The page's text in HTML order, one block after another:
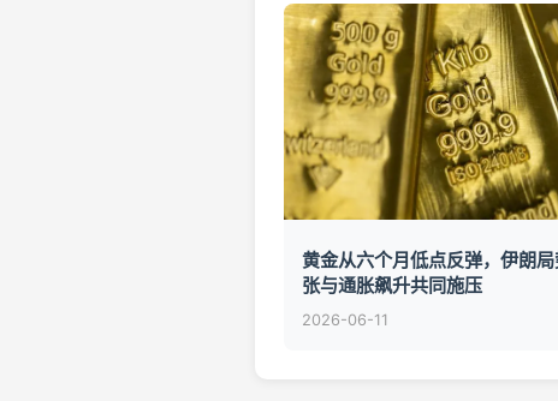
黄金从六个月低点反弹，伊朗
张与通胀飙升共同施压
2026-06-11